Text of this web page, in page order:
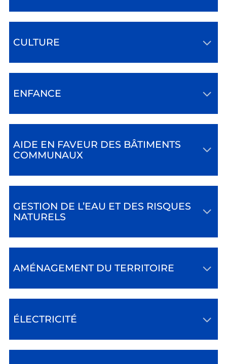
CULTURE
ENFANCE
AIDE EN FAVEUR DES BÂTIMENTS
COMMUNAUX
GESTION DE L’EAU ET DES RISQUES
NATURELS
AMÉNAGEMENT DU TERRITOIRE
ÉLECTRICITÉ